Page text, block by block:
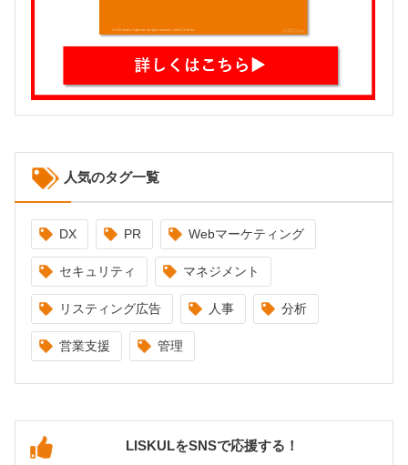
人気のタグ一覧
DX PR Webマーケティング
セキュリティ マネジメント
リスティング広告 人事 分析
営業支援 管理
LISKULをSNSで応援する！